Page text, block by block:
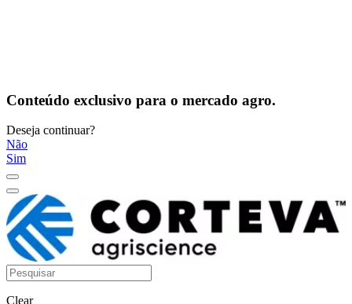
Conteúdo exclusivo para o mercado agro.
Deseja continuar?
Não
Sim
Clear